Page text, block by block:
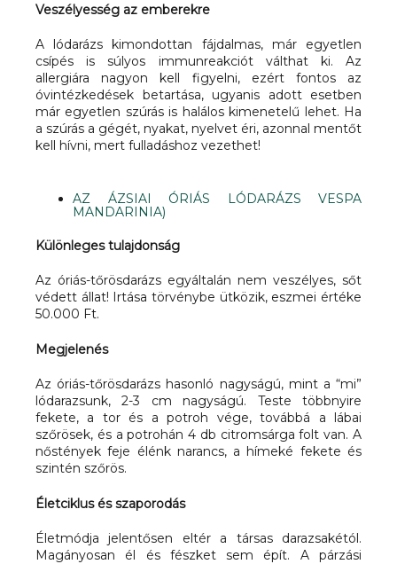
Veszélyesség az emberekre
A lódarázs kimondottan fájdalmas, már egyetlen
csípés is súlyos immunreakciót válthat ki. Az
allergiára nagyon kell figyelni, ezért fontos az
óvintézkedések betartása, ugyanis adott esetben
már egyetlen szúrás is halálos kimenetelű lehet. Ha
a szúrás a gégét, nyakat, nyelvet éri, azonnal mentőt
kell hívni, mert fulladáshoz vezethet!
AZ ÁZSIAI ÓRIÁS LÓDARÁZS VESPA
MANDARINIA)
Különleges tulajdonság
Az óriás-tőrösdarázs egyáltalán nem veszélyes, sőt
védett állat! Irtása törvénybe ütközik, eszmei értéke
50.000 Ft.
Megjelenés
Az óriás-tőrösdarázs hasonló nagyságú, mint a “mi”
lódarazsunk, 2-3 cm nagyságú. Teste többnyire
fekete, a tor és a potroh vége, továbbá a lábai
szőrösek, és a potrohán 4 db citromsárga folt van. A
nőstények feje élénk narancs, a hímeké fekete és
szintén szőrös.
Életciklus és szaporodás
Életmódja jelentősen eltér a társas darazsakétól.
Magányosan él és fészket sem épít. A párzási